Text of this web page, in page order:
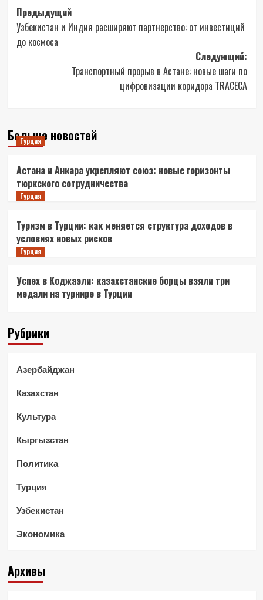
Навигация
записи
Предыдущий
Узбекистан и Индия расширяют партнерство: от инвестиций
до космоса
Следующий:
Транспортный прорыв в Астане: новые шаги по
цифровизации коридора TRACECA
Больше новостей
Турция
Астана и Анкара укрепляют союз: новые горизонты
тюркского сотрудничества
Турция
Туризм в Турции: как меняется структура доходов в
условиях новых рисков
Турция
Успех в Коджаэли: казахстанские борцы взяли три
медали на турнире в Турции
Рубрики
Азербайджан
Казахстан
Культура
Кыргызстан
Политика
Турция
Узбекистан
Экономика
Архивы